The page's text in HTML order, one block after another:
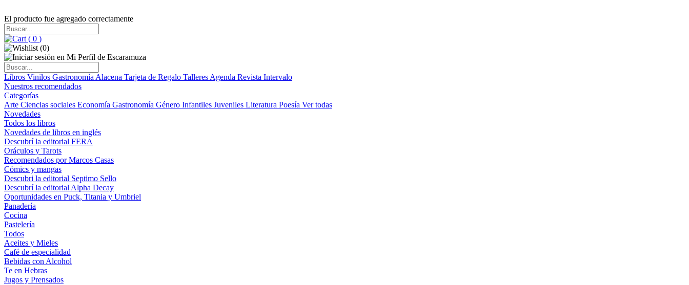
El producto fue agregado correctamente
( 0 )
(0)
Libros Vinilos Gastronomía Alacena Tarjeta de Regalo Talleres Agenda Revista Intervalo
Nuestros recomendados
Categorías
Arte Ciencias sociales Economía Gastronomía Género Infantiles Juveniles Literatura Poesía Ver todas
Novedades
Todos los libros
Novedades de libros en inglés
Descubrí la editorial FERA
Oráculos y Tarots
Recomendados por Marcos Casas
Cómics y mangas
Descubri la editorial Septimo Sello
Descubrí la editorial Alpha Decay
Oportunidades en Puck, Titania y Umbriel
Panadería
Cocina
Pastelería
Todos
Aceites y Mieles
Café de especialidad
Bebidas con Alcohol
Te en Hebras
Jugos y Prensados